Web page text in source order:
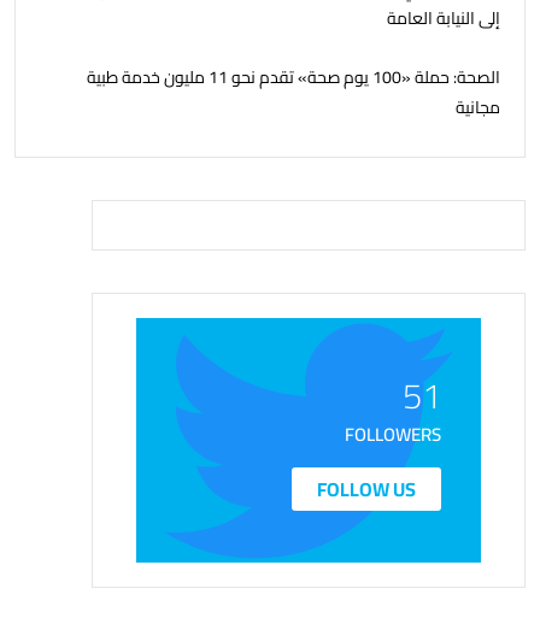
إلى النيابة العامة
الصحة: حملة «100 يوم صحة» تقدم نحو 11 مليون خدمة طبية
مجانية
51
FOLLOWERS
FOLLOW US